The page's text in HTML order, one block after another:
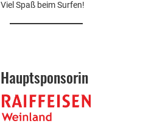
Viel Spaß beim Surfen!
Hauptsponsorin